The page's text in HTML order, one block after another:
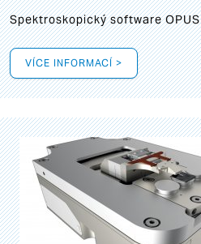
Spektroskopický software OPUS
VÍCE INFORMACÍ >